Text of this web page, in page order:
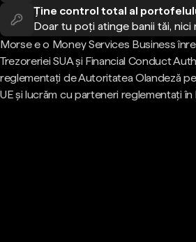
Ține control total al
Doar tu poți atinge banii tăi, nici
Morse e o Money Services Business
Trezoreriei SUA și Financial Conduct
reglementați de Autoritatea Olandeză
UE și lucrăm cu parteneri reglementați în